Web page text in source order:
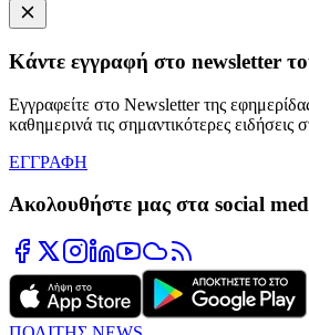
Κάντε εγγραφή στο newsletter
Εγγραφείτε στο Newsletter της
καθημερινά τις σημαντικότερες ειδήσεις
ΕΓΓΡΑΦΗ
Ακολουθήστε μας στα social